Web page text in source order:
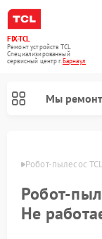
FIX-TCL
Ремонт устройств TCL
Специализированный
cервисный центр г.Барнаул
Мы
Робот-пылесос
Робот-
Не